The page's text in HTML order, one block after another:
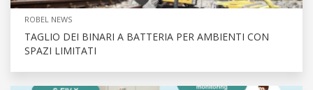
ROBEL NEWS
TAGLIO DEI BINARI A BATTERIA PER AMBIENTI CON
SPAZI LIMITATI